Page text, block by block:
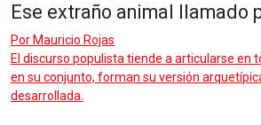
Ese extraño animal llamado
Por Mauricio Rojas
El discurso populista tiende a articularse en
en su conjunto, forman su versión
desarrollada.